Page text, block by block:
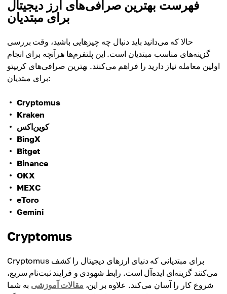
فهرست بهترین صرافی‌های ارز دیجیتال
برای مبتدیان
حالا که می‌دانید باید دنبال چه چیزهایی باشید، وقت بررسی
گزینه‌های مناسب مبتدیان است. این پلتفرم‌ها هرآنچه برای انجام
اولین معامله نیاز دارید را فراهم می‌کنند. بهترین صرافی‌های کریپتو
برای مبتدیان:
Cryptomus
Kraken
کوین‌اکس
BingX
Bitget
Binance
OKX
MEXC
eToro
Gemini
Cryptomus
Cryptomus برای مبتدیانی که دنیای ارزهای دیجیتال را کشف
می‌کنند گزینه‌ای ایده‌آل است. رابط شهودی و فرایند ثبت‌نام سریع،
شروع کار را آسان می‌کند. علاوه بر این، مقالات آموزشی به شما